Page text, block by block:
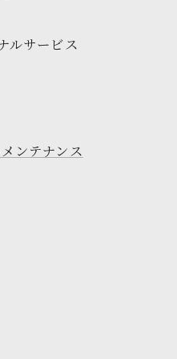
ルサービス
ンテナンス